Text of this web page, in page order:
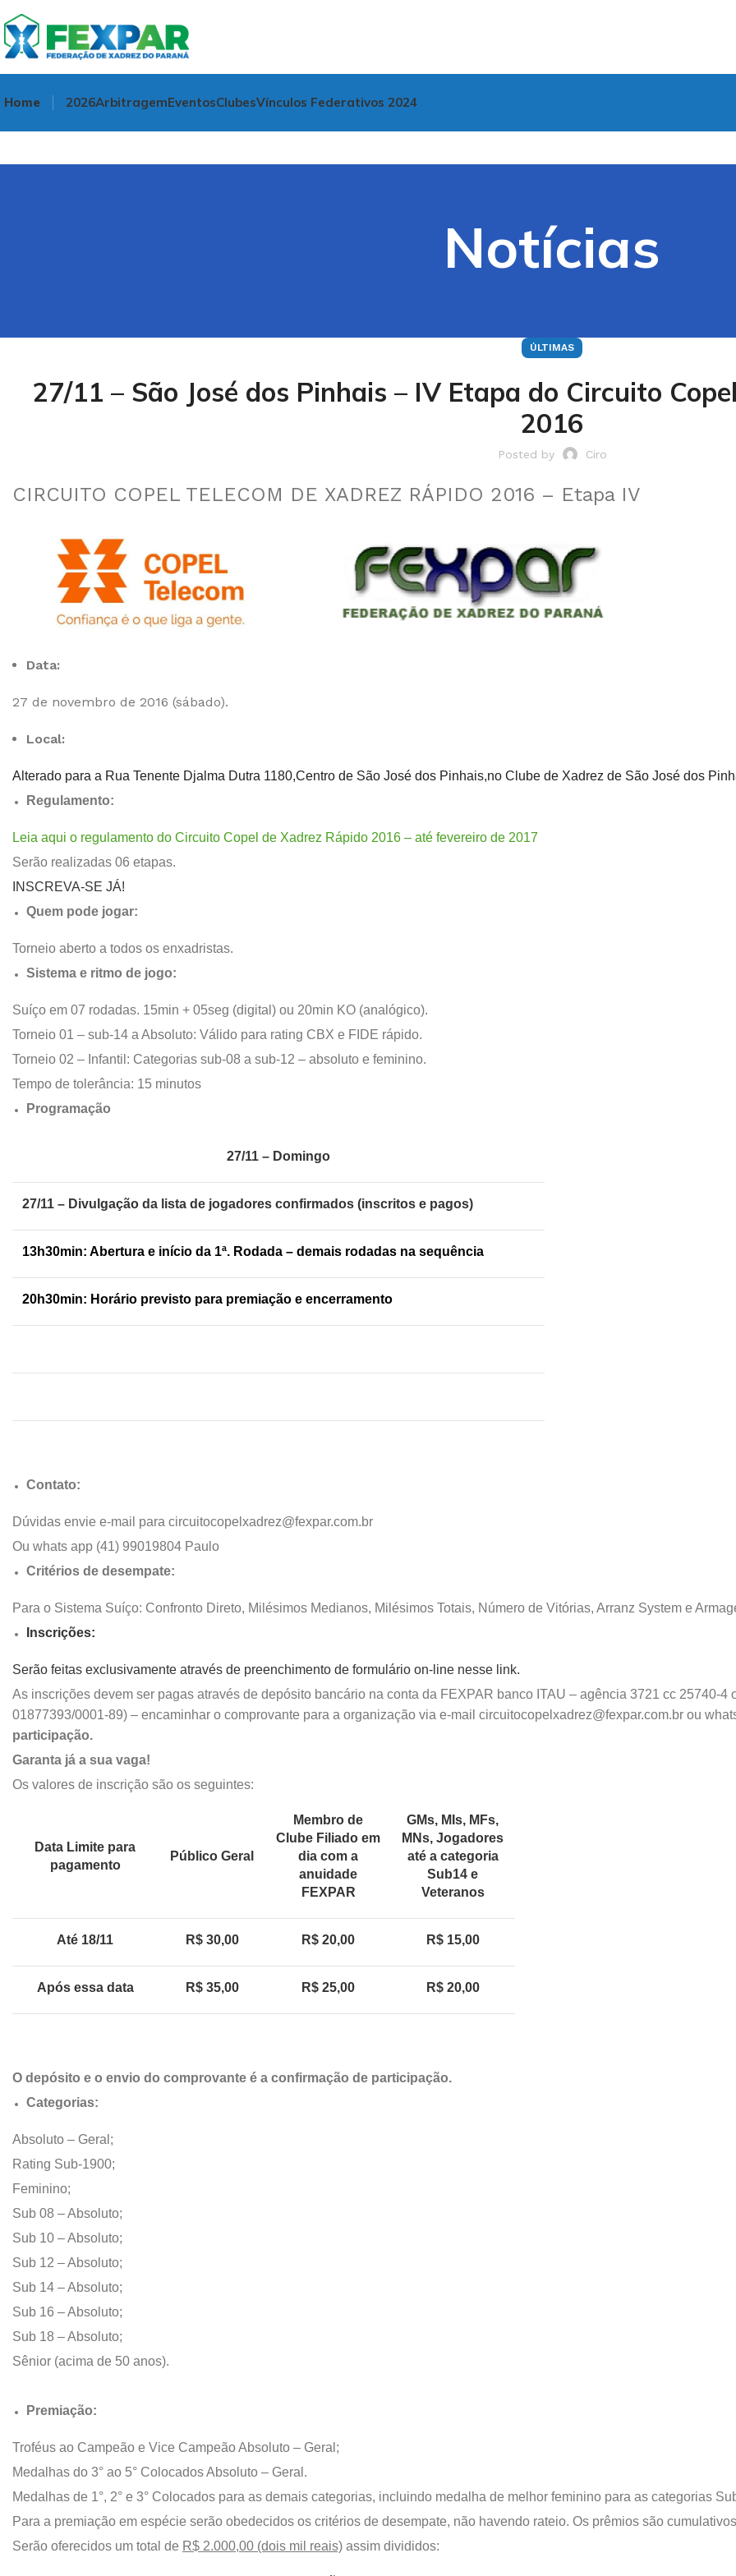
Home 2026ArbitragemEventosClubesVínculos Federativos 2024
Notícias
ÚLTIMAS
27/11 – São José dos Pinhais – IV Etapa do Circuito
2016
Posted by Ciro
CIRCUITO COPEL TELECOM DE XADREZ RÁPIDO 2016 – Etapa IV
Data:
27 de novembro de 2016 (sábado).
Local:
Alterado para a Rua Tenente Djalma Dutra 1180,Centro de São José dos Pinhais,no Clube de Xadrez de São José dos
Regulamento:
Leia aqui o regulamento do Circuito Copel de Xadrez Rápido 2016 – até fevereiro de 2017
Serão realizadas 06 etapas.
INSCREVA-SE JÁ!
Quem pode jogar:
Torneio aberto a todos os enxadristas.
Sistema e ritmo de jogo:
Suíço em 07 rodadas. 15min + 05seg (digital) ou 20min KO (analógico).
Torneio 01 – sub-14 a Absoluto: Válido para rating CBX e FIDE rápido.
Torneio 02 – Infantil: Categorias sub-08 a sub-12 – absoluto e feminino.
Tempo de tolerância: 15 minutos
Programação
27/11 – Domingo
27/11 – Divulgação da lista de jogadores confirmados (inscritos e pagos)
13h30min: Abertura e início da 1ª. Rodada – demais rodadas na sequência
20h30min: Horário previsto para premiação e encerramento
Contato:
Dúvidas envie e-mail para circuitocopelxadrez@fexpar.com.br
Ou whats app (41) 99019804 Paulo
Critérios de desempate:
Para o Sistema Suíço: Confronto Direto, Milésimos Medianos, Milésimos Totais, Número de Vitórias, Arranz System e
Inscrições:
Serão feitas exclusivamente através de preenchimento de formulário on-line nesse link.
As inscrições devem ser pagas através de depósito bancário na conta da FEXPAR banco ITAU – agência 3721 cc 25740-4
01877393/0001-89) – encaminhar o comprovante para a organização via e-mail circuitocopelxadrez@fexpar.com.br ou
participação.
Garanta já a sua vaga!
Os valores de inscrição são os seguintes:
Data Limite para
pagamento
Público Geral
Membro de
Clube Filiado em
dia com a
anuidade
FEXPAR
GMs, MIs, MFs,
MNs, Jogadores
até a categoria
Sub14 e
Veteranos
Até 18/11 R$ 30,00 R$ 20,00 R$ 15,00
Após essa data R$ 35,00 R$ 25,00 R$ 20,00
O depósito e o envio do comprovante é a confirmação de participação.
Categorias:
Absoluto – Geral;
Rating Sub-1900;
Feminino;
Sub 08 – Absoluto;
Sub 10 – Absoluto;
Sub 12 – Absoluto;
Sub 14 – Absoluto;
Sub 16 – Absoluto;
Sub 18 – Absoluto;
Sênior (acima de 50 anos).
Premiação:
Troféus ao Campeão e Vice Campeão Absoluto – Geral;
Medalhas do 3° ao 5° Colocados Absoluto – Geral.
Medalhas de 1°, 2° e 3° Colocados para as demais categorias, incluindo medalha de melhor feminino para as categorias
Para a premiação em espécie serão obedecidos os critérios de desempate, não havendo rateio. Os prêmios são
Serão oferecidos um total de R$ 2.000,00 (dois mil reais) assim divididos: